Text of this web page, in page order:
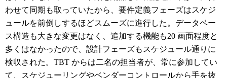
わせて同期も取っていたから、要件定義フェーズはスケジ
ュールを前倒しするほどスムーズに進行した。データベー
ス構造も大きな変更はなく、追加する機能も20 画面程度と
多くはなかったので、設計フェーズもスケジュール通りに
検収された。TBT からは二名の担当者が、常に参加してい
て、スケジューリングやベンダーコントロールから手を抜